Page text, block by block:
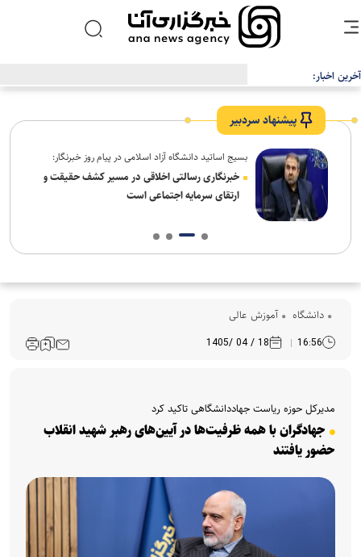
آخرین اخبار:
پیشنهاد سردبیر
بسیج اساتید دانشگاه آزاد اسلامی در پیام روز خبرنگار:
خبرنگاری رسالتی اخلاقی در مسیر کشف حقیقت و
ارتقای سرمایه اجتماعی است
دانشگاه آموزش عالی
16:56
18 / 04 /1405
مدیرکل حوزه ریاست جهاددانشگاهی تاکید کرد
جهادگران با همه ظرفیت‌ها در آیین‌های رهبر شهید انقلاب
حضور یافتند